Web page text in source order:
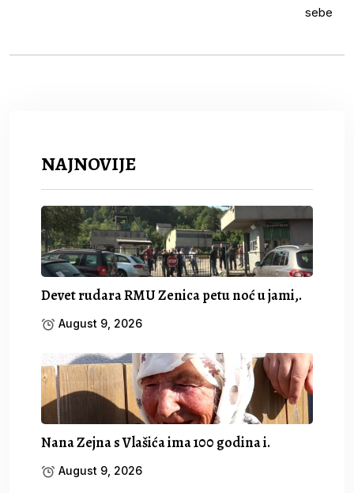
NAJNOVIJE
Devet rudara RMU Zenica petu noć u jami,.
August 9, 2026
Nana Zejna s Vlašića ima 100 godina i.
August 9, 2026